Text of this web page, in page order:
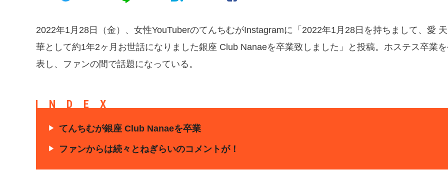
2022年1月28日（金）、女性YouTuberのてんちむがInstagramに「2022年1月28日を持ちまして、愛 天
華として約1年2ヶ月お世話になりました銀座 Club Nanaeを卒業致しました」と投稿。ホステス卒業
表し、ファンの間で話題になっている。
INDEX
てんちむが銀座 Club Nanaeを卒業
ファンからは続々とねぎらいのコメントが！